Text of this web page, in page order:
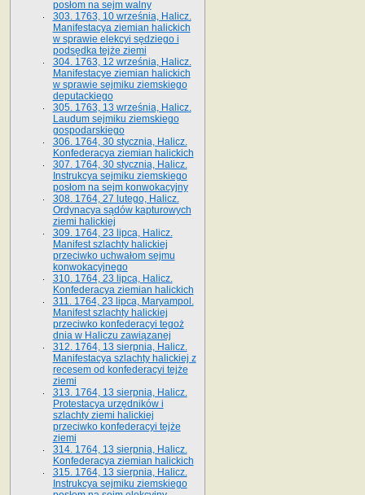
posłom na sejm walny
303. 1763, 10 września, Halicz.
Manifestacya ziemian halickich
w sprawie elekcyi sędziego i
podsędka tejże ziemi
304. 1763, 12 września, Halicz.
Manifestacye ziemian halickich
w sprawie sejmiku ziemskiego
deputackiego
305. 1763, 13 września, Halicz.
Laudum sejmiku ziemskiego
gospodarskiego
306. 1764, 30 stycznia, Halicz.
Konfederacya ziemian halickich
307. 1764, 30 stycznia, Halicz.
Instrukcya sejmiku ziemskiego
posłom na sejm konwokacyjny
308. 1764, 27 lutego, Halicz.
Ordynacya sądów kapturowych
ziemi halickiej
309. 1764, 23 lipca, Halicz.
Manifest szlachty halickiej
przeciwko uchwałom sejmu
konwokacyjnego
310. 1764, 23 lipca, Halicz.
Konfederacya ziemian halickich
311. 1764, 23 lipca, Maryampol.
Manifest szlachty halickiej
przeciwko konfederacyi tegoż
dnia w Haliczu zawiązanej
312. 1764, 13 sierpnia, Halicz.
Manifestacya szlachty halickiej z
recesem od konfederacyi tejże
ziemi
313. 1764, 13 sierpnia, Halicz.
Protestacya urzędników i
szlachty ziemi halickiej
przeciwko konfederacyi tejże
ziemi
314. 1764, 13 sierpnia, Halicz.
Konfederacya ziemian halickich
315. 1764, 13 sierpnia, Halicz.
Instrukcya sejmiku ziemskiego